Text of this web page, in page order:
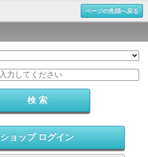
ページの先頭へ戻る
ショップ ログイン